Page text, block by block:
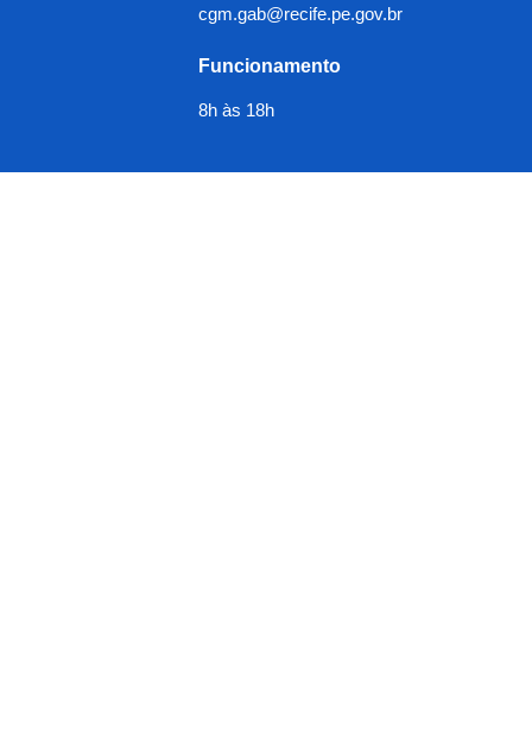
cgm.gab@recife.pe.gov.br
Funcionamento
8h às 18h